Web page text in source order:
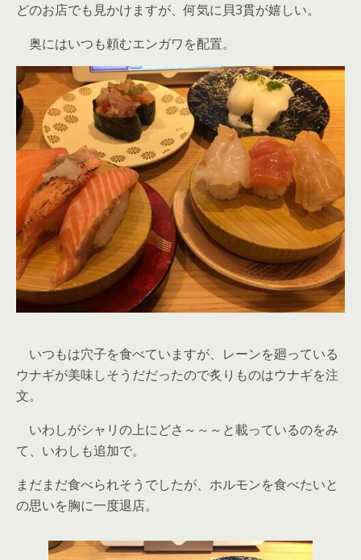
どのお店でも見かけますが、何気に貝3貫が嬉しい。
奥にはいつも頼むエンガワを配置。
いつもは穴子を食べていますが、レーンを廻っている
ウナギが美味しそうだだったので炙りものはウナギを注
文。
いわしがシャリの上にどさ～～～と載っているのをみ
て、いわしも追加で。
まだまだ食べられそうでしたが、ホルモンを食べたいと
の思いを胸に一度退店。